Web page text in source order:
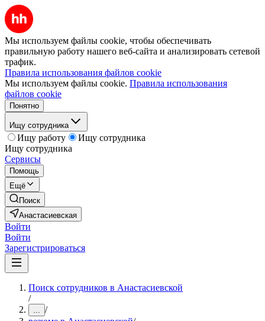
Мы используем файлы cookie, чтобы обеспечивать
правильную работу нашего веб-сайта и анализировать сетевой
трафик.
Правила использования файлов cookie
Мы используем файлы cookie. Правила использования
файлов cookie
Понятно
Ищу сотрудника
Ищу работу
Ищу сотрудника
Ищу сотрудника
Сервисы
Помощь
Ещё
Поиск
Анастасиевская
Войти
Войти
Зарегистрироваться
Поиск сотрудников в Анастасиевской
/
... /